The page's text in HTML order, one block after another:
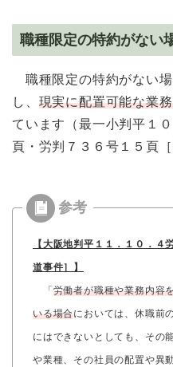
職種限定の特約がない
職種限定の特約がない
し、 現実に配置可能な業
ています（最一小判平１
頁・労判７３６号１５頁
【大阪地判平１１．１０．４
道事件］】
「労働者が職種や業務内容
いる場合においては、休職前
にはできないとしても、その
や業種、その社員の配置や異